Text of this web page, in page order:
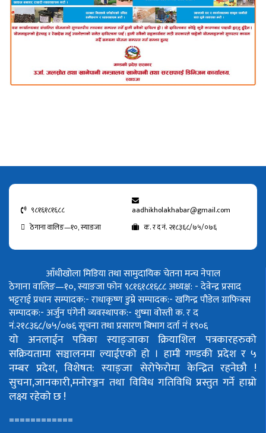
९८१६१८१६८८
aadhikholakhabar@gmail.com
ठेगाना वालिङ—१०, स्याङजा
क. र द नं. २१८३६८/७५/०७६
आँधीखोला मिडिया तथा सामुदायिक चेतना मन्च नेपाल
ठेगाना वालिङ—१०, स्याङजा फोन ९८१६१८१६८८अध्यक्ष: - देवेन्द्र प्रसाद
भट्टराईप्रधान सम्पादक:- राधाकृष्ण डुम्रेसम्पादक:- खगिन्द्र पौडेलग्राफिक्स
सम्पादक:- अर्जुन पंगेनीव्यवस्थापक:- शुष्मा वोस्तीक. र द
नं.२१८३६८/७५/०७६सूचना तथा प्रसारण बिभाग दर्ता नं १९०६
यो अनलाईन पत्रिका स्याङ्जाका क्रियाशिल पत्रकारहरुको
सक्रियतामा सञ्चालनमा ल्याईएको हो । हामी गण्डकी प्रदेश र ५
नम्बर प्रदेश, विशेषत: स्याङ्जा सेरोफेरोमा केन्द्रित रहनेछौ !
सुचना,जानकारी,मनोरञ्जन तथा विविध गतिविधि प्रस्तुत गर्ने हाम्रो
लक्ष्य रहेको छ !
============